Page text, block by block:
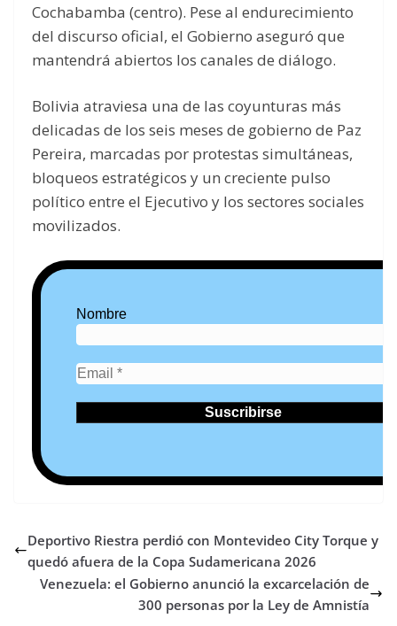
Cochabamba (centro). Pese al endurecimiento
del discurso oficial, el Gobierno aseguró que
mantendrá abiertos los canales de diálogo.
Bolivia atraviesa una de las coyunturas más
delicadas de los seis meses de gobierno de Paz
Pereira, marcadas por protestas simultáneas,
bloqueos estratégicos y un creciente pulso
político entre el Ejecutivo y los sectores sociales
movilizados.
Nombre
Deportivo Riestra perdió con Montevideo City Torque y
quedó afuera de la Copa Sudamericana 2026
Venezuela: el Gobierno anunció la excarcelación de
300 personas por la Ley de Amnistía